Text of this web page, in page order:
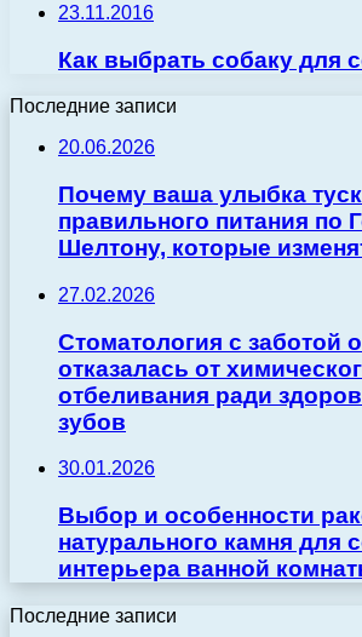
23.11.2016
Как выбрать собаку для
Последние записи
20.06.2026
Почему ваша улыбка
правильного питания по
Шелтону, которые
27.02.2026
Стоматология с заботой
отказалась от
отбеливания ради
зубов
30.01.2026
Выбор и особенности
натурального камня для
интерьера ванной
Последние записи